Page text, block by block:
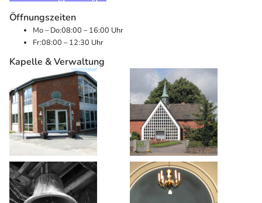
Öffnungszeiten
Mo – Do:08:00 – 16:00 Uhr
Fr:08:00 – 12:30 Uhr
Kapelle & Verwaltung